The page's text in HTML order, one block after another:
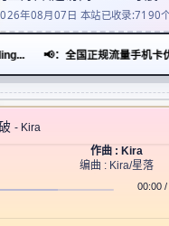
年08月07日 本站已收录:7190
国正规流量手机卡优惠渠道二
- Kira
作曲 : Kira
编曲 : Kira/星落
纯音乐，请欣赏
00:00 /